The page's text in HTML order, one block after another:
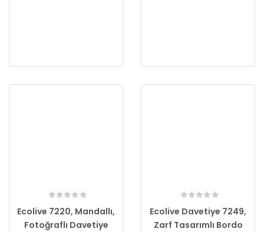
Ecolive 7220, Mandallı,
Fotoğraflı Davetiye
Ecolive Davetiye 7249,
Zarf Tasarımlı Bordo